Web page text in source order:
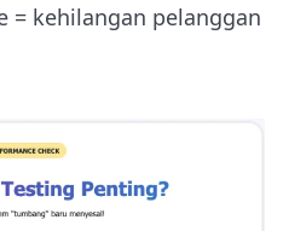
= kehilangan pelanggan